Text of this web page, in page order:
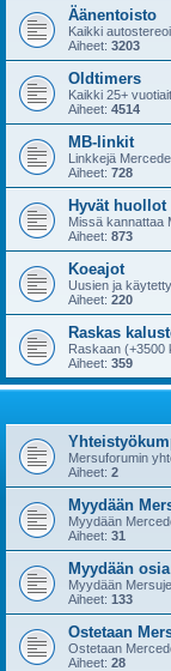
Äänentoisto
Kaikki
Aiheet: 3203
Oldtimers
Kaikki 25+
Aiheet: 4514
MB-linkit
Linkkejä
Aiheet: 728
Hyvät huollot
Missä kannattaa
Aiheet: 873
Koeajot
Uusien ja
Aiheet: 220
Raskas
Raskaan (+3500
Aiheet: 359
Mersuforumin
Aiheet: 2
Myydään
Myydään
Aiheet: 31
Myydään osia
Myydään
Aiheet: 133
Ostetaan
Ostetaan
Aiheet: 28